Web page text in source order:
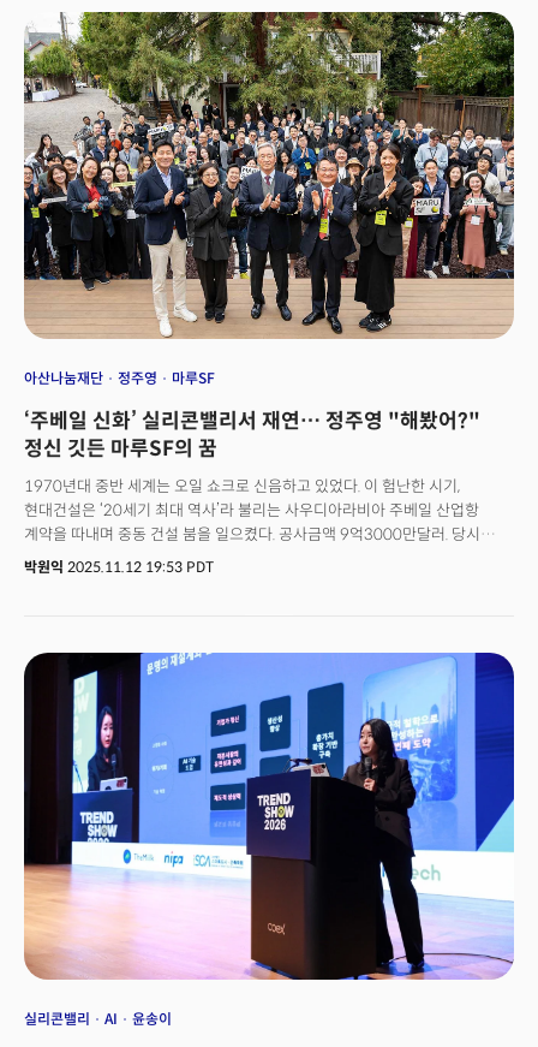
아산나눔재단 정주영 마루SF
‘주베일 신화’ 실리콘밸리서 재연… 정주영 "해봤어?"
정신 깃든 마루SF의 꿈
1970년대 중반 세계는 오일 쇼크로 신음하고 있었다. 이 험난한 시기,
현대건설은 ‘20세기 최대 역사’라 불리는 사우디아라비아 주베일 산업항
계약을 따내며 중동 건설 붐을 일으켰다. 공사금액 9억3000만달러. 당시
환율로 대한민국 국가 예산 4분의 1에 달했던 거대한 규모의 도전은 어떻게
선택했다”고 회고했다. 고(故) 정주영 현대그룹 창업주가 아무도 시도하지
않았던 방식, 울산 조선소에서 거대한 철골 구조물을 제작해 바지선으로
페르시아만까지 운송하는 방식으로 결국 프로젝트를 성공시킨 것. 정
명예이사장은 12일(현지시각) 미국 캘리포니아주 산마테오에서 진행된
마루SF(MARU SF) 개관 행사 축사에서 “이 성공은 한국 기업도 세계 무대에서
해낼 수 있음을 증명했다. 우리 기업에 자신감을 불어넣었고, 글로벌 진출에
문을 열었다”며 아버지 정주영 창업주의 일화를 꺼냈다. 40여 년 전,
페르시아만에서 불가능을 가능으로 바꿨던 그 ‘프론티어 기업가정신’이
글로벌 혁신의 심장부인 실리콘밸리에서 마루SF라는 이름으로 새롭게 닻을
올렸다는 선언이었다.
박원익 2025.11.12 19:53 PDT
실리콘밸리 AI 윤송이